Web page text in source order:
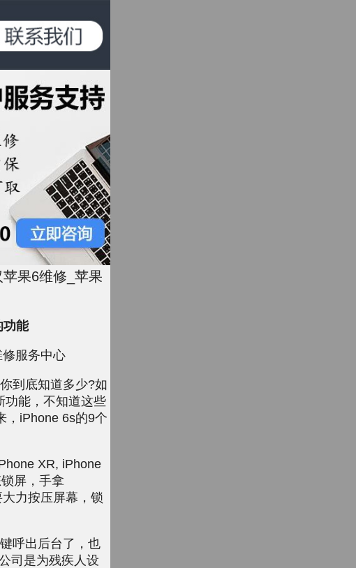
果6维修_苹果
功能
服务中心
到底知道多少?如
功能，不知道这些
，iPhone 6s的9个
XR, iPhone
屏，手拿
力按压屏幕，锁
呼出后台了，也
司是为残疾人设